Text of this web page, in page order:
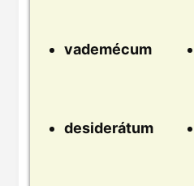
vademécum
desiderátum